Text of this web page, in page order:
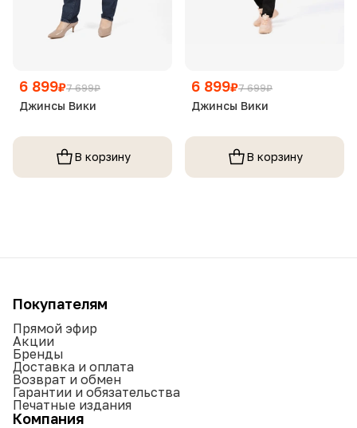
6 899₽7 699₽
Джинсы Вики
В корзину
6 899₽7 699₽
Джинсы Вики
В корзину
Покупателям
Прямой эфир
Акции
Бренды
Доставка и оплата
Возврат и обмен
Гарантии и обязательства
Печатные издания
Компания